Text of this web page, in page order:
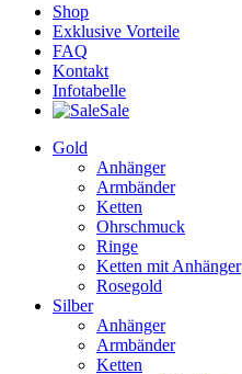
Shop
Exklusive Vorteile
FAQ
Kontakt
Infotabelle
Sale
Gold
Anhänger
Armbänder
Ketten
Ohrschmuck
Ringe
Ketten mit Anhänger
Rosegold
Silber
Anhänger
Armbänder
Ketten